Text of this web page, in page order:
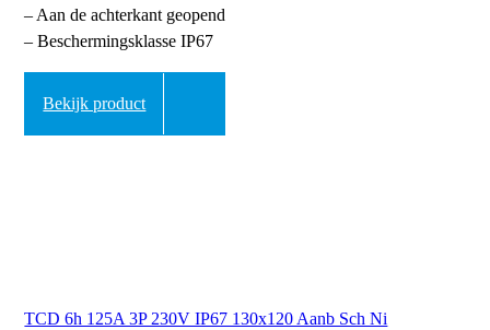
– Aan de achterkant geopend
– Beschermingsklasse IP67
Bekijk product
TCD 6h 125A 3P 230V IP67 130x120 Aanb Sch Ni